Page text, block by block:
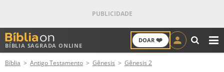
BÍBLIA SAGRADA ONLINE
DOAR ❤️
ANTIGO TESTAMENTO
Bíblia Antigo Testamento Gênesis Gênesis 2